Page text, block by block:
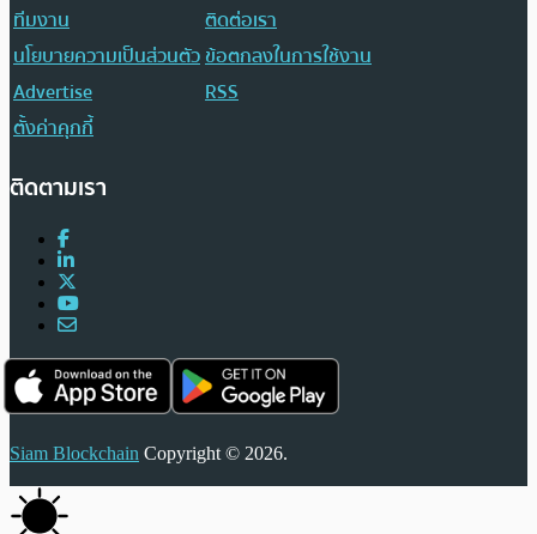
ทีมงาน
ติดต่อเรา
นโยบายความเป็นส่วนตัวข้อตกลงในการใช้งาน
Advertise
RSS
ตั้งค่าคุกกี้
ติดตามเรา
Siam Blockchain Copyright © 2026.